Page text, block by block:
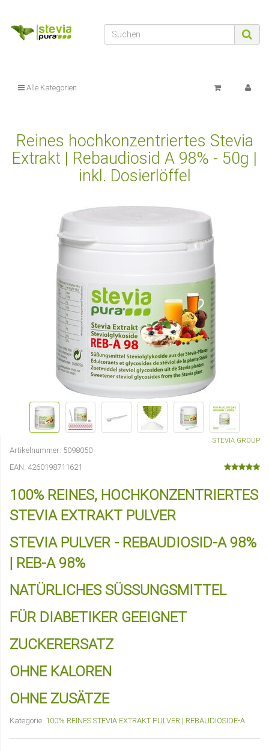
Alle Kategorien
Reines hochkonzentriertes Stevia
Extrakt | Rebaudiosid A 98% - 50g |
inkl. Dosierlöffel
STEVIA GROUP
Artikelnummer: 5098050
EAN: 4260198711621
100% REINES, HOCHKONZENTRIERTES
STEVIA EXTRAKT PULVER
STEVIA PULVER - REBAUDIOSID-A 98%
| REB-A 98%
NATÜRLICHES SÜSSUNGSMITTEL
FÜR DIABETIKER GEEIGNET
ZUCKERERSATZ
OHNE KALOREN
OHNE ZUSÄTZE
Kategorie: 100% REINES STEVIA EXTRAKT PULVER | REBAUDIOSIDE-A